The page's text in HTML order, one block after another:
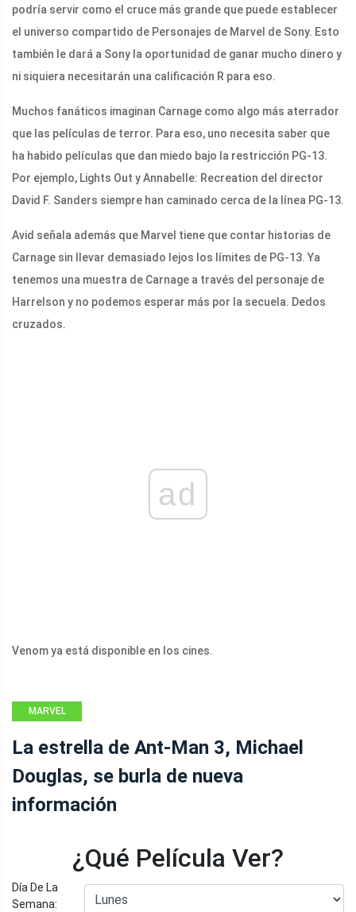
podría servir como el cruce más grande que puede establecer
el universo compartido de Personajes de Marvel de Sony. Esto
también le dará a Sony la oportunidad de ganar mucho dinero y
ni siquiera necesitarán una calificación R para eso.
Muchos fanáticos imaginan Carnage como algo más aterrador
que las películas de terror. Para eso, uno necesita saber que
ha habido películas que dan miedo bajo la restricción PG-13.
Por ejemplo, Lights Out y Annabelle: Recreation del director
David F. Sanders siempre han caminado cerca de la línea PG-13.
Avid señala además que Marvel tiene que contar historias de
Carnage sin llevar demasiado lejos los límites de PG-13. Ya
tenemos una muestra de Carnage a través del personaje de
Harrelson y no podemos esperar más por la secuela. Dedos
cruzados.
ad
Venom ya está disponible en los cines.
MARVEL
La estrella de Ant-Man 3, Michael
Douglas, se burla de nueva
información
¿Qué Película Ver?
Día De La
Semana: